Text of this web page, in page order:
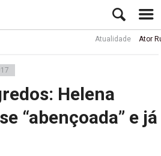
Ator Rui de Sá
Helena
“abençoada” e já